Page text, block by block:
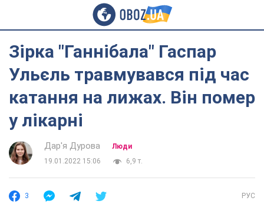
Зірка "Ганнібала" Гаспар
Ульєль травмувався під час
катання на лижах. Він помер
у лікарні
Дар'я Дурова
Люди
19.01.2022 15:06
6,9 т.
3 РУС